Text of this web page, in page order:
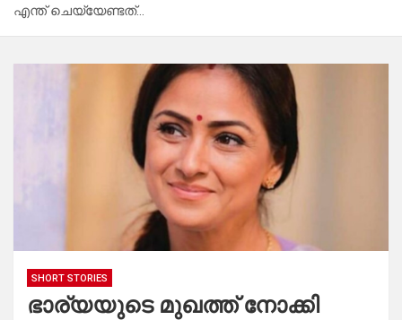
എന്ത് ചെയ്യേണ്ടത്…
SHORT STORIES
ഭാര്യയുടെ മുഖത്ത് നോക്കി